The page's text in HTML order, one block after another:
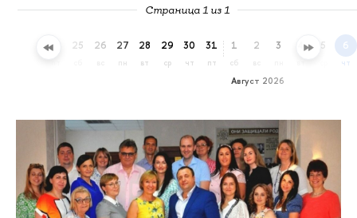
Страница 1 из 1
24 25 26 27
пн
28
вт
29
ср
30
чт
31
пт
Август 2026
1
сб
2 3 4 5 6
чт